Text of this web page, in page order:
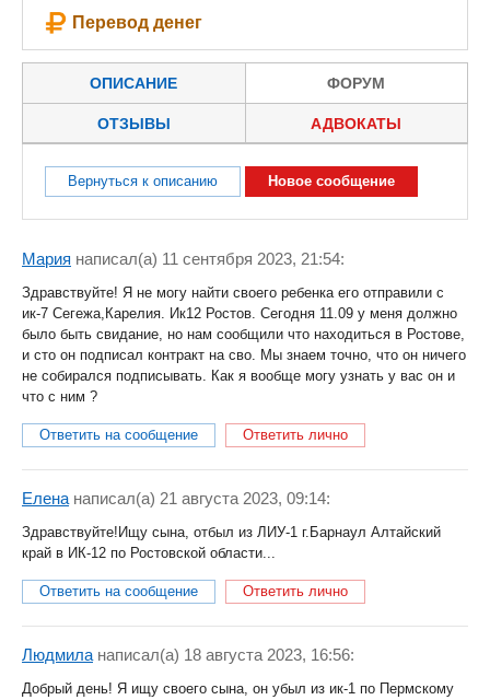
Перевод денег
ОПИСАНИЕ ФОРУМ
ОТЗЫВЫ АДВОКАТЫ
Вернуться к описанию Новое сообщение
Мария написал(a) 11 сентября 2023, 21:54:
Здравствуйте! Я не могу найти своего ребенка его отправили с
ик-7 Сегежа,Карелия. Ик12 Ростов. Сегодня 11.09 у меня должно
было быть свидание, но нам сообщили что находиться в Ростове,
и сто он подписал контракт на сво. Мы знаем точно, что он ничего
не собирался подписывать. Как я вообще могу узнать у вас он и
что с ним ?
Ответить на сообщение Ответить лично
Елена написал(a) 21 августа 2023, 09:14:
Здравствуйте!Ищу сына, отбыл из ЛИУ-1 г.Барнаул Алтайский
край в ИК-12 по Ростовской области...
Ответить на сообщение Ответить лично
Людмила написал(a) 18 августа 2023, 16:56:
Добрый день! Я ищу своего сына, он убыл из ик-1 по Пермскому